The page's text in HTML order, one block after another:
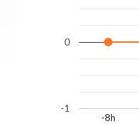
-8h
-1
0